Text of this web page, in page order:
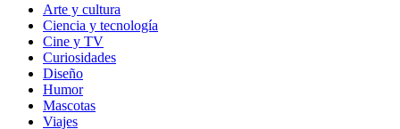
Arte y cultura
Ciencia y tecnología
Cine y TV
Curiosidades
Diseño
Humor
Mascotas
Viajes